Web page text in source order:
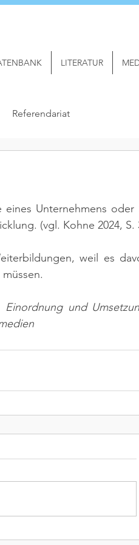
LITERATUR
Referendariat
Unternehmens oder
(vgl. Kohne 2024, S.
weil es
und